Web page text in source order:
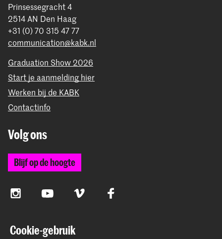
Prinsessegracht 4
2514 AN Den Haag
+31 (0) 70 315 47 77
communication@kabk.nl
Graduation Show 2026
Start je aanmelding hier
Werken bij de KABK
Contactinfo
Volg ons
Blijf op de hoogte
InstagramYouTube Vimeo Facebook
De Koninklijke Academie van Beeldende Kunsten vormt
Cookie-gebruik